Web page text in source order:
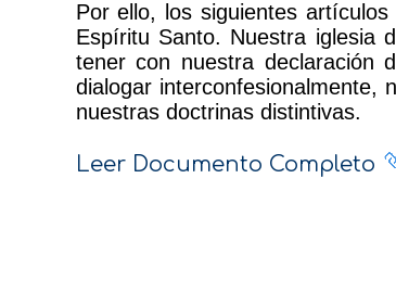
Por ello, los siguientes
Espíritu Santo. Nuestra iglesia
tener con nuestra declaración
dialogar interconfesionalmente,
nuestras doctrinas distintivas.
Leer Documento Completo